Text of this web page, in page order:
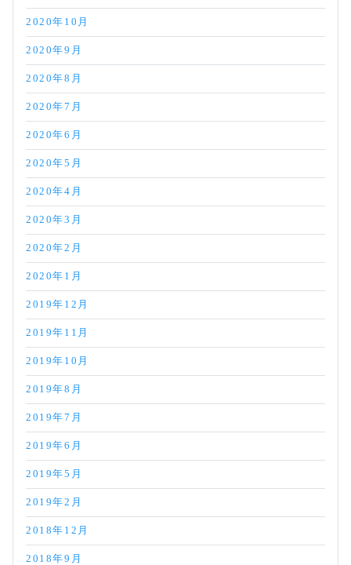
2020年10月
2020年9月
2020年8月
2020年7月
2020年6月
2020年5月
2020年4月
2020年3月
2020年2月
2020年1月
2019年12月
2019年11月
2019年10月
2019年8月
2019年7月
2019年6月
2019年5月
2019年2月
2018年12月
2018年9月